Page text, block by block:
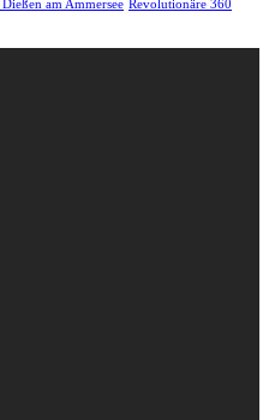
am Ammersee Revolutionäre 360